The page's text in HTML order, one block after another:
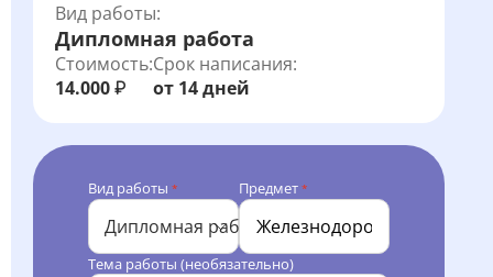
Вид работы:
Дипломная работа
Стоимость:
14.000 ₽
Срок написания:
от 14 дней
Вид работы *
Дипломная работа
Предмет *
Тема работы (необязательно)